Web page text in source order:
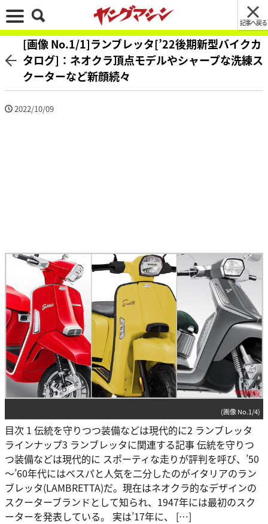
記事へ戻る
[画像 No.1/1]ランブレッタ[’22後期新型バイクカ
タログ]：ネオクラ頂点モデルやシャープな洗練ス
クーターなど新顔続々
2022/10/09
(画像 No.1/4)
目次 1 伝統を守りつつ装備などは現代的に2 ランブレッタ
ラインナップ3 ランブレッタに関連する記事 伝統を守りつ
つ装備などは現代的に スポーティな走りが評判を呼び、’50
～’60年代にはベスパと人気を二分したのがイタリアのラン
ブレッタ(LAMBRETTA)だ。現在はネオクラ的なデザインの
スクーターブランドとして知られ、1947年には最初のスク
ーターを発表している。 実は’17年に、 […]